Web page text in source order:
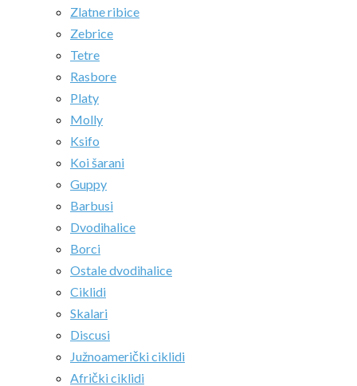
Zlatne ribice
Zebrice
Tetre
Rasbore
Platy
Molly
Ksifo
Koi šarani
Guppy
Barbusi
Dvodihalice
Borci
Ostale dvodihalice
Ciklidi
Skalari
Discusi
Južnoamerički ciklidi
Afrički ciklidi